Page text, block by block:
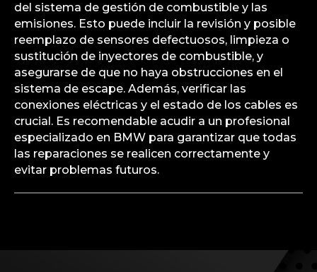
del sistema de gestión de combustible y las
emisiones. Esto puede incluir la revisión y posible
reemplazo de sensores defectuosos, limpieza o
sustitución de inyectores de combustible, y
asegurarse de que no haya obstrucciones en el
sistema de escape. Además, verificar las
conexiones eléctricas y el estado de los cables es
crucial. Es recomendable acudir a un profesional
especializado en BMW para garantizar que todas
las reparaciones se realicen correctamente y
evitar problemas futuros.